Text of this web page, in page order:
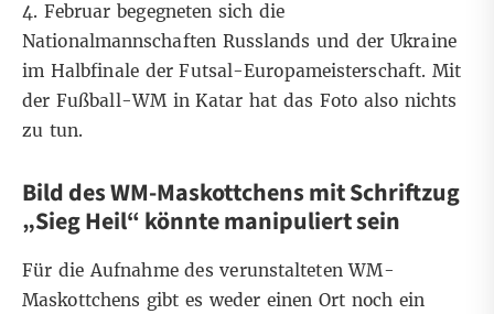
4. Februar begegneten sich die
Nationalmannschaften Russlands und der Ukraine
im Halbfinale der Futsal-Europameisterschaft. Mit
der Fußball-WM in Katar hat das Foto also nichts
zu tun.
Bild des WM-Maskottchens mit Schriftzug
„Sieg Heil“ könnte manipuliert sein
Für die Aufnahme des verunstalteten WM-
Maskottchens gibt es weder einen Ort noch ein